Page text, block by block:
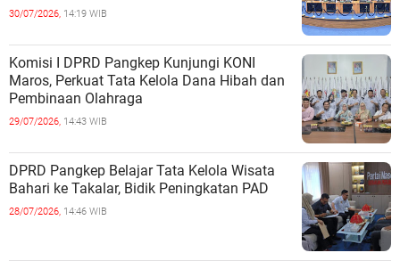
30/07/2026, 14:19 WIB
Komisi I DPRD Pangkep Kunjungi KONI
Maros, Perkuat Tata Kelola Dana Hibah dan
Pembinaan Olahraga
29/07/2026, 14:43 WIB
DPRD Pangkep Belajar Tata Kelola Wisata
Bahari ke Takalar, Bidik Peningkatan PAD
28/07/2026, 14:46 WIB